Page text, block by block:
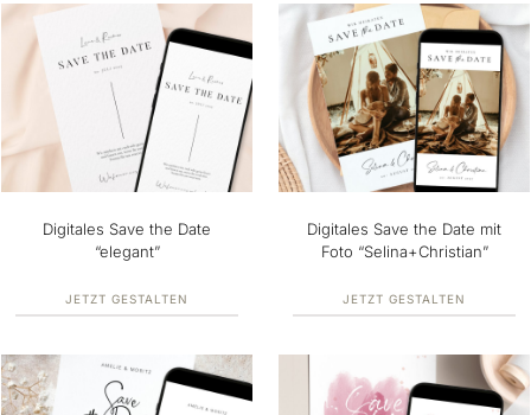
Digitales Save the Date
“elegant”
JETZT GESTALTEN
Digitales Save the Date mit
Foto “Selina+Christian”
JETZT GESTALTEN